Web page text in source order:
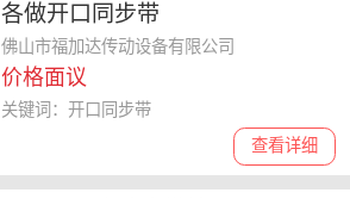
各做开口同步带
佛山市福加达传动设备有限公司
价格面议
查看详细
关键词：开口同步带